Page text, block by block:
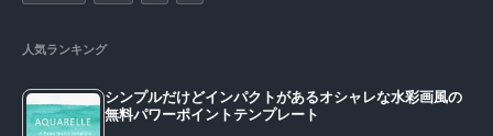
人気ランキング
シンプルだけどインパクトがあるオシャレな水彩画風の
無料パワーポイントテンプレート